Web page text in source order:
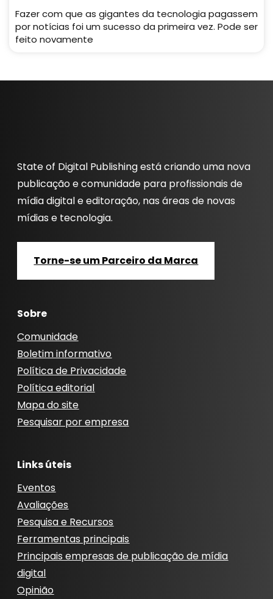
Fazer com que as gigantes da tecnologia pagassem
por notícias foi um sucesso da primeira vez. Pode ser
feito novamente
State of Digital Publishing está criando uma nova
publicação e comunidade para profissionais de
mídia digital e editoração, nas áreas de novas
mídias e tecnologia.
Torne-se um Parceiro da Marca
Sobre
Comunidade
Boletim informativo
Política de Privacidade
Política editorial
Mapa do site
Pesquisar por empresa
Links úteis
Eventos
Avaliações
Pesquisa e Recursos
Ferramentas principais
Principais empresas de publicação de mídia
digital
Opinião